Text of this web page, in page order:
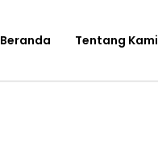
Beranda Tentang Kami